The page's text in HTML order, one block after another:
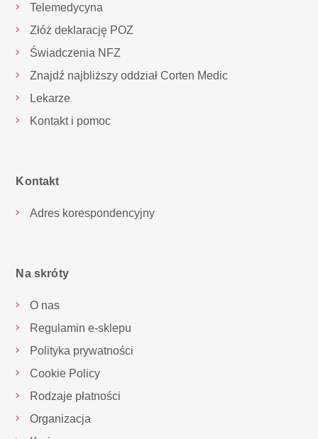
Telemedycyna
Złóż deklarację POZ
Świadczenia NFZ
Znajdź najbliższy oddział Corten Medic
Lekarze
Kontakt i pomoc
Kontakt
Adres korespondencyjny
Na skróty
O nas
Regulamin e-sklepu
Polityka prywatności
Cookie Policy
Rodzaje płatności
Organizacja